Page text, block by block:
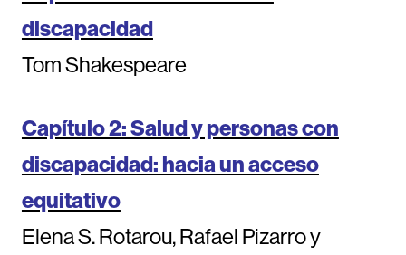
discapacidad
Tom Shakespeare
Capítulo 2: Salud y personas con
discapacidad: hacia un acceso
equitativo
Elena S. Rotarou, Rafael Pizarro y